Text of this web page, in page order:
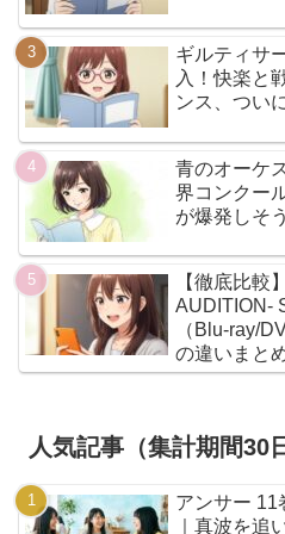
ギルティサ
入！快楽と
ンス、つい
青のオーケ
界コンクー
が爆発しそ
【徹底比較
AUDITION-
（Blu-ray/
の違いまと
値】
人気記事（集計期間30
アンサー 11
｜真波を追